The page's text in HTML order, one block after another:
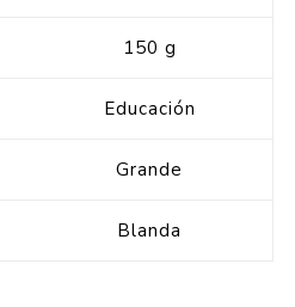
150 g
Educación
Grande
Blanda